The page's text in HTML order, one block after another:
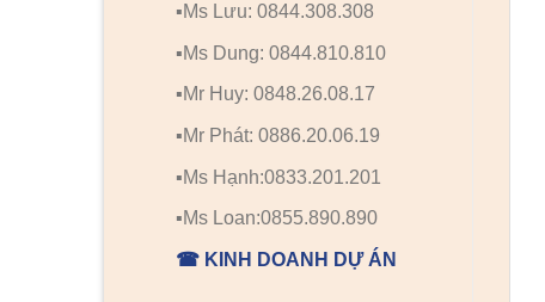
▪️Ms Lưu: 0844.308.308
▪️Ms Dung: 0844.810.810
▪️Mr Huy: 0848.26.08.17
▪️Mr Phát: 0886.20.06.19
▪️Ms Hạnh:0833.201.201
▪️Ms Loan:0855.890.890
☎ KINH DOANH DỰ ÁN